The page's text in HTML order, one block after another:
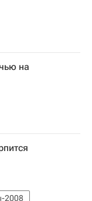
на
2008